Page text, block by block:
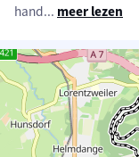
hand... meer lezen